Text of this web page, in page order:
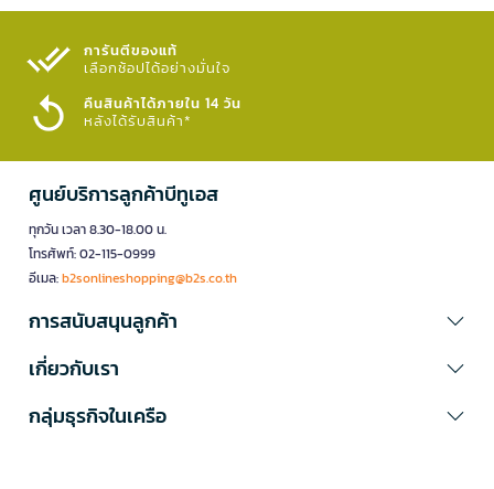
การันตีของแท้
เลือกช้อปได้อย่างมั่นใจ​
คืนสินค้าได้ภายใน 14 วัน
หลังได้รับสินค้า*
ศูนย์บริการลูกค้าบีทูเอส
ทุกวัน เวลา 8.30-18.00 น.
โทรศัพท์: 02-115-0999
อีเมล:b2sonlineshopping@b2s.co.th
การสนับสนุนลูกค้า
เกี่ยวกับเรา
กลุ่มธุรกิจในเครือ